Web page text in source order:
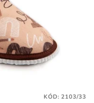
KÓD:2103/33